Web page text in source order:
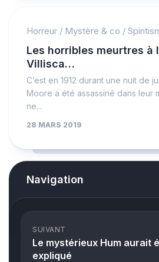
Horreur / Mystère & co /
Les horribles meurtres à
Villisca…
C’est en 1912 durant une nuit de
Moore a été assassiné dans leur
ne...
28 MARS 2019
Navigation
SUIVANT
Le mystérieux Hum aurait
expliqué